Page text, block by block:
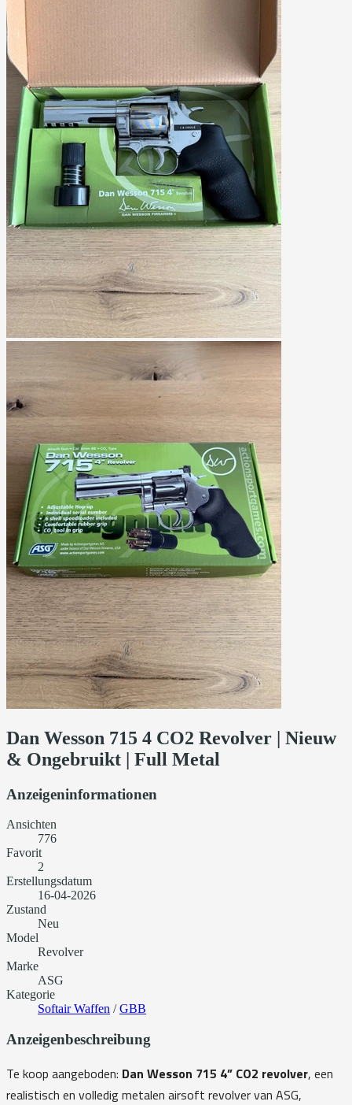
Dan Wesson 715 4 CO2 Revolver | Nieuw
& Ongebruikt | Full Metal
Anzeigeninformationen
Ansichten
776
Favorit
2
Erstellungsdatum
16-04-2026
Zustand
Neu
Model
Revolver
Marke
ASG
Kategorie
Softair Waffen /GBB
Anzeigenbeschreibung
Te koop aangeboden: Dan Wesson 715 4” CO2 revolver, een
realistisch en volledig metalen airsoft revolver van ASG,